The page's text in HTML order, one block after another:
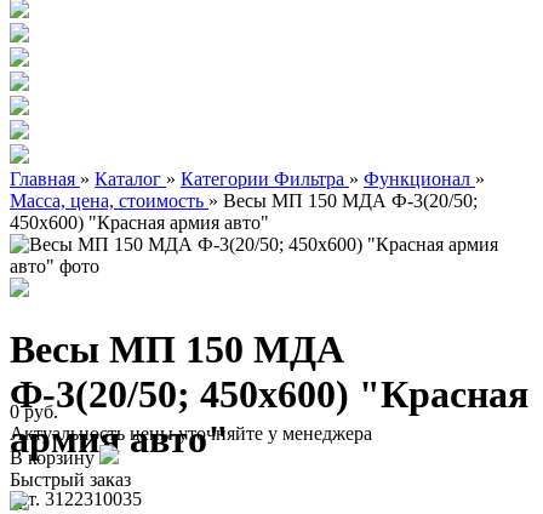
Главная » Каталог » Категории Фильтра » Функционал »
Масса, цена, стоимость » Весы МП 150 МДА Ф-3(20/50;
450х600) "Красная армия авто"
Весы МП 150 МДА
Ф-3(20/50; 450х600) "Красная
армия авто"
арт. 3122310035
0 руб.
Актуальность цены уточняйте у менеджера
В корзину
Быстрый заказ